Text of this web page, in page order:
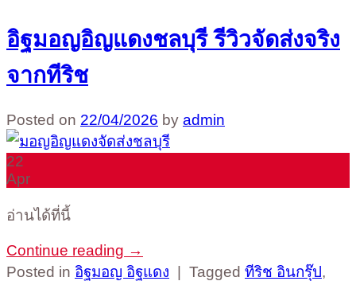
อิฐมอญอิญแดงชลบุรี รีวิวจัดส่งจริง
จากทีริช
Posted on 22/04/2026 by admin
22
Apr
อ่านได้ที่นี้
Continue reading →
Posted in อิฐมอญ อิฐแดง | Tagged ทีริช อินกรุ๊ป,